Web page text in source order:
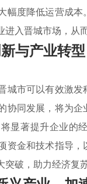
幅度降低运营成
入晋城市场，从
与产业转
城市可以有效激
协同发展，将为
显著提升企业的
资金和技术指导
突破，助力经济复